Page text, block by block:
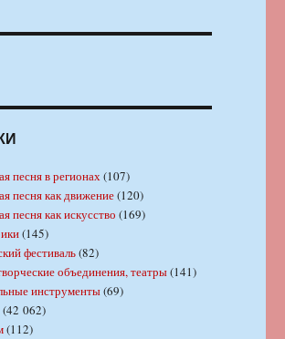
песня в регионах(107)
песня как движение(120)
песня как искусство (169)
(145)
фестиваль(82)
объединения, театры(141)
инструменты(69)
(42 062)
(112)